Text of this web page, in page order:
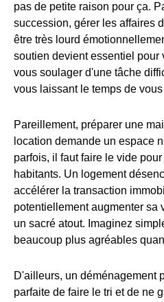
pas de petite raison pour ça.
succession, gérer les affaires
être très lourd
soutien devient essentiel pour
vous soulager d'une tâche
vous laissant le temps de
Pareillement, préparer une
location demande un espace
parfois, il faut faire le vide
habitants. Un logement
accélérer la transaction
potentiellement augmenter sa
un sacré atout. Imaginez
beaucoup plus agréables
D'ailleurs, un déménagement
parfaite de faire le tri et de ne